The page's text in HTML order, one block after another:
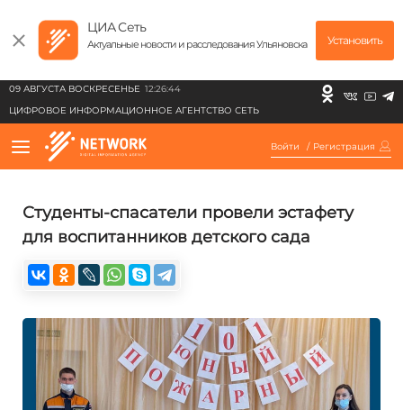
ЦИА Сеть
Актуальные новости и расследования Ульяновска Установить
09 АВГУСТА ВОСКРЕСЕНЬЕ 12:26:44
ЦИФРОВОЕ ИНФОРМАЦИОННОЕ АГЕНТСТВО СЕТЬ
Войти / Регистрация
Студенты-спасатели провели эстафету
для воспитанников детского сада